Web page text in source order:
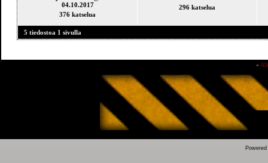
04.10.2017
376 katselua
296 katselua
5 tiedostoa 1 sivulla
»